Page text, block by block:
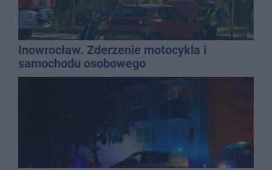
Inowrocław. Zderzenie motocykla i
samochodu osobowego